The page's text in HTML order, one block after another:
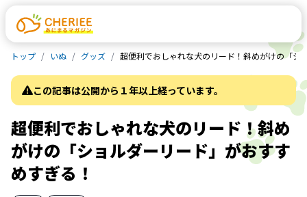
トップ いぬ グッズ 超便利でおしゃれな犬のリード！斜めがけの「シ
この記事は公開から１年以上経っています。
超便利でおしゃれな犬のリード！斜め
がけの「ショルダーリード」がおすす
めすぎる！